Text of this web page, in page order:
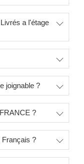
a l'étage
joignable ?
?
Français ?